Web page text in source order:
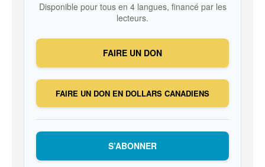
Disponible pour tous en 4 langues, financé par les
lecteurs.
FAIRE UN DON
FAIRE UN DON EN DOLLARS CANADIENS
S’ABONNER